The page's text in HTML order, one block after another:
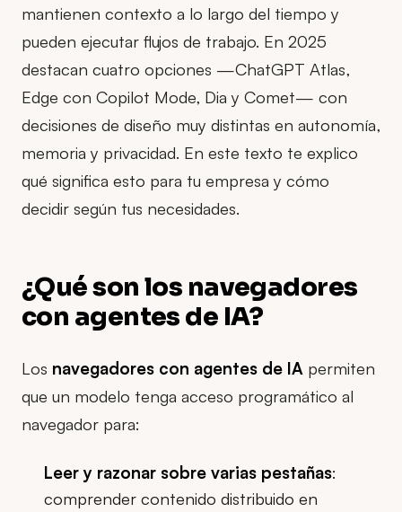
mantienen contexto a lo largo del tiempo y
pueden ejecutar flujos de trabajo. En 2025
destacan cuatro opciones —ChatGPT Atlas,
Edge con Copilot Mode, Dia y Comet— con
decisiones de diseño muy distintas en autonomía,
memoria y privacidad. En este texto te explico
qué significa esto para tu empresa y cómo
decidir según tus necesidades.
¿Qué son los navegadores
con agentes de IA?
Los navegadores con agentes de IA permiten
que un modelo tenga acceso programático al
navegador para:
Leer y razonar sobre varias pestañas:
comprender contenido distribuido en